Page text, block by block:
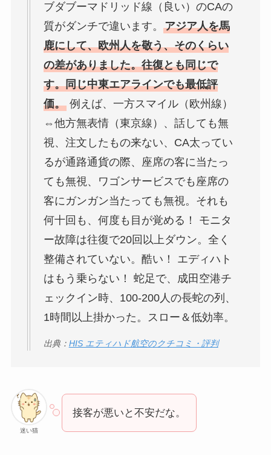
ブダブーマドリッド線（良い）のCAの
質がダンチで違います。 アジア人を馬
鹿にして、欧州人を敬う、そのくらい
の差がありました。往復とも同じで
す。同じ中東エアラインでも最低評
価。例えば、一方スマイル（欧州線）
⇔他方無表情（東京線）、話しても無
視、注文したもの来ない、CA太ってい
るが通路通貨の際、座席の客に当たっ
ても無視、ワゴンサービスでも座席の
客にガンガン当たっても無視。それも
何十回も、何度も目が覚める！ モニタ
ー故障は往復で20回以上ダウン。全く
整備されていない。酷い！ エディハト
はもう乗らない！ 蛇足で、成田空港チ
ェックイン時、100-200人の長蛇の列、
1時間以上掛かった。スロー＆低効率。
出典： HIS エティハド航空のクチコミ・評判
迷い猫
接客が悪いと不安だな。